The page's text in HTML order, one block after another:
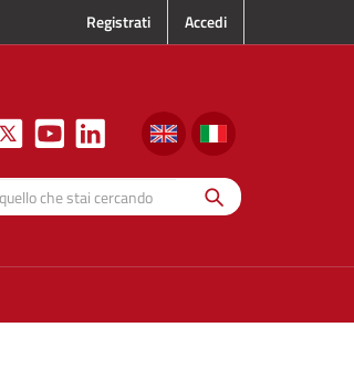
Registrati Accedi
stai
Cerca